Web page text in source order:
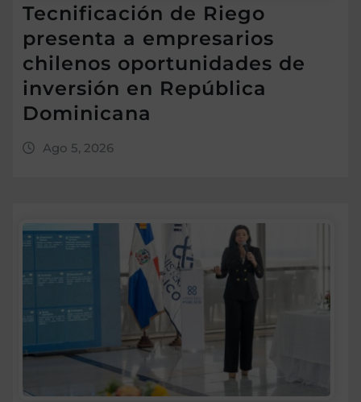
Tecnificación de Riego
presenta a empresarios
chilenos oportunidades de
inversión en República
Dominicana
Ago 5, 2026